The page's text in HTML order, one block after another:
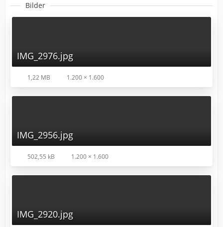
Bilder
IMG_2976.jpg
1,22 MB 1.200 × 1.600
IMG_2956.jpg
502,55 kB 1.200 × 1.600
IMG_2920.jpg